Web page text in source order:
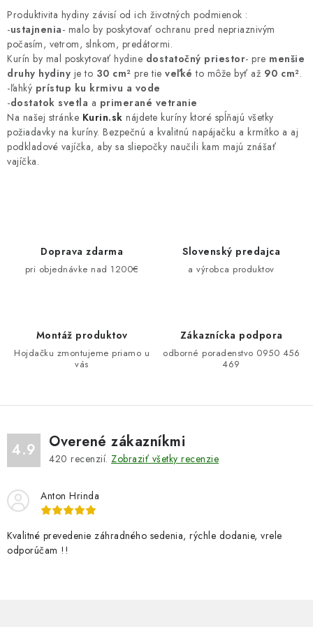
v
l
á
d
a
c
i
e
p
Produktivita hydiny závisí od ich životných podmienok :
-ustajnenia- malo by poskytovať ochranu pred nepriaznivým
počasím, vetrom, slnkom, predátormi.
Kurín by mal poskytovať hydine dostatočný priestor- pre menšie
druhy hydiny je to 30 cm² pre tie veľké to môže byť až 90 cm².
-ľahký prístup ku krmivu a vode
-dostatok svetla a primerané vetranie
Na našej stránke Kurin.sk nájdete kuríny ktoré spĺňajú všetky
požiadavky na kuríny. Bezpečnú a kvalitnú napájačku a krmítko a aj
podkladové vajíčka, aby sa sliepočky naučili kam majú znášať
vajíčka.
Doprava zdarma
pri objednávke nad 1200€
Slovenský predajca
a výrobca produktov
Montáž produktov
Hojdačku zmontujeme priamo u
vás
Zákaznícka podpora
odborné poradenstvo 0950 456
469
4.9 Overené zákazníkmi
420 recenzií. Zobraziť všetky recenzie
Anton Hrinda
Kvalitné prevedenie záhradného sedenia, rýchle dodanie, vrele
odporúčam !!